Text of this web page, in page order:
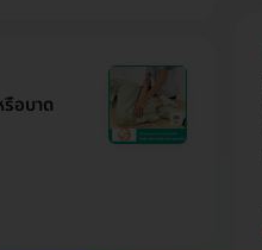
อบาด